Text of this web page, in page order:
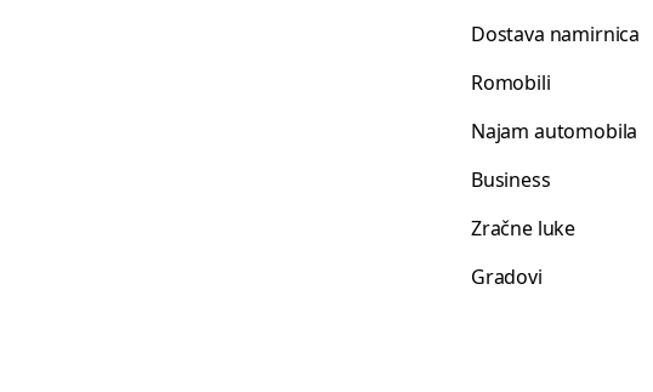
Dostava namirnica
Romobili
Najam automobila
Business
Zračne luke
Gradovi